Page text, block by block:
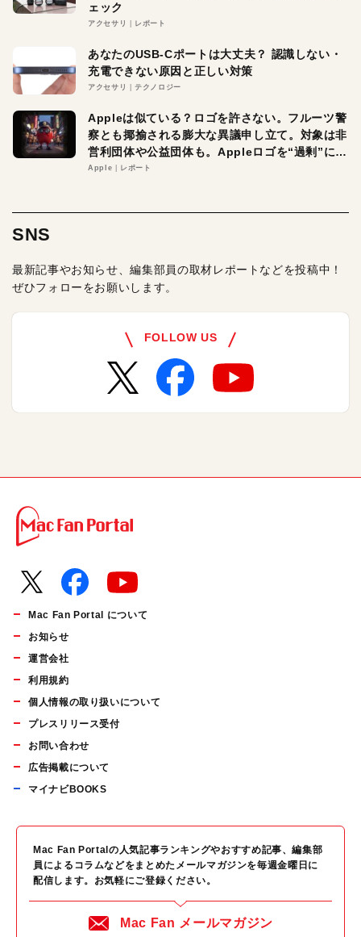
ェック
アクセサリ レポート
あなたのUSB-Cポートは大丈夫？ 認識しない・
充電できない原因と正しい対策
アクセサリ テクノロジー
Appleは似ている？ロゴを許さない。フルーツ警
察とも揶揄される膨大な異議申し立て。対象は非
営利団体や公益団体も。Appleロゴを“過剰”に守
る理由とは
Apple レポート
SNS
最新記事やお知らせ、編集部員の取材レポートなどを投稿中！
ぜひフォローをお願いします。
FOLLOW US
Mac Fan Portal について
お知らせ
運営会社
利用規約
個人情報の取り扱いについて
プレスリリース受付
お問い合わせ
広告掲載について
マイナビBOOKS
Mac Fan Portalの人気記事ランキングやおすすめ記事、編集部
員によるコラムなどをまとめたメールマガジンを毎週金曜日に
配信します。お気軽にご登録ください。
Mac Fan メールマガジン